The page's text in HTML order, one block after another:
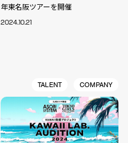
年東名阪ツアーを開催
2024.10.21
TALENT COMPANY